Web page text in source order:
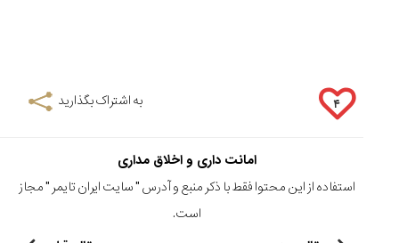
۴ به اشتراک بگذارید
امانت داری و اخلاق مداری
استفاده از این محتوا فقط با ذکر منبع و آدرس "سایت ایران تایمر " مجاز
است.